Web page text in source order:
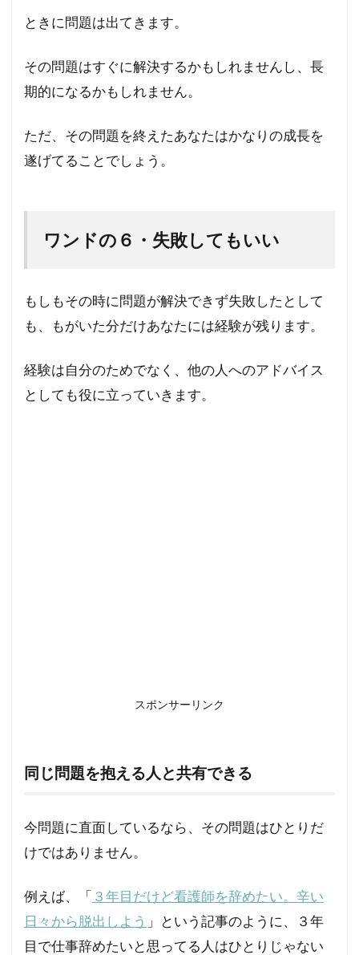
ときに問題は出てきます。
その問題はすぐに解決するかもしれませんし、長
期的になるかもしれません。
ただ、その問題を終えたあなたはかなりの成長を
遂げてることでしょう。
ワンドの６・失敗してもいい
もしもその時に問題が解決できず失敗したとして
も、もがいた分だけあなたには経験が残ります。
経験は自分のためでなく、他の人へのアドバイス
としても役に立っていきます。
スポンサーリンク
同じ問題を抱える人と共有できる
今問題に直面しているなら、その問題はひとりだ
けではありません。
例えば、「 ３年目だけど看護師を辞めたい。辛い
日々から脱出しよう 」という記事のように、３年
目で仕事辞めたいと思ってる人はひとりじゃない